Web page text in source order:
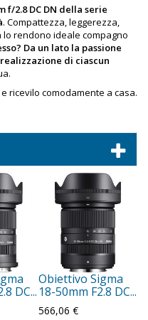
f/2.8 DC DN della serie
. Compattezza, leggerezza,
rendono ideale compagno
Da un lato la passione
di ciascun
e ricevilo comodamente a casa.
DC...
Obiettivo Sigma
18-50mm F2.8 DC...
566,06 €